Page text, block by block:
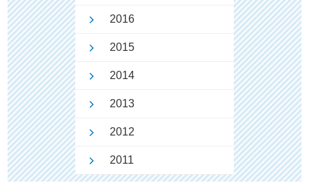
2016
2015
2014
2013
2012
2011